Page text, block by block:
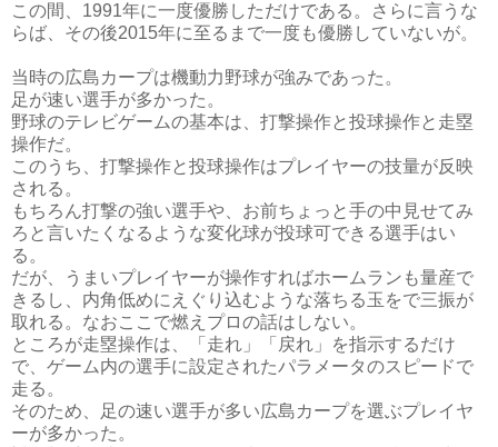
この間、1991年に一度優勝しただけである。さらに言うな
らば、その後2015年に至るまで一度も優勝していないが。
当時の広島カープは機動力野球が強みであった。
足が速い選手が多かった。
野球のテレビゲームの基本は、打撃操作と投球操作と走塁
操作だ。
このうち、打撃操作と投球操作はプレイヤーの技量が反映
される。
もちろん打撃の強い選手や、お前ちょっと手の中見せてみ
ろと言いたくなるような変化球が投球可できる選手はい
る。
だが、うまいプレイヤーが操作すればホームランも量産で
きるし、内角低めにえぐり込むような落ちる玉をで三振が
取れる。なおここで燃えプロの話はしない。
ところが走塁操作は、「走れ」「戻れ」を指示するだけ
で、ゲーム内の選手に設定されたパラメータのスピードで
走る。
そのため、足の速い選手が多い広島カープを選ぶプレイヤ
ーが多かった。